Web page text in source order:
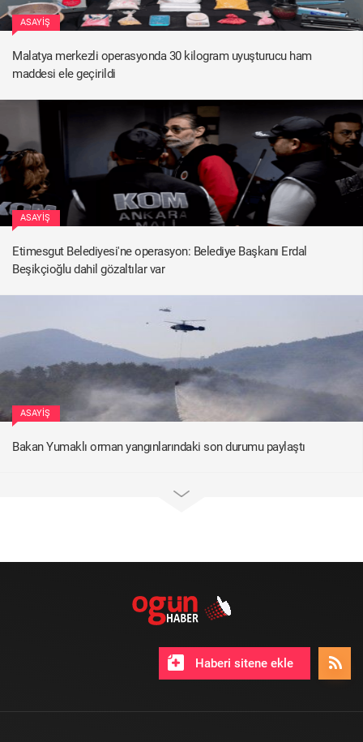
ASAYIŞ
Malatya merkezli operasyonda 30 kilogram uyuşturucu ham
maddesi ele geçirildi
ASAYIŞ
Etimesgut Belediyesi'ne operasyon: Belediye Başkanı Erdal
Beşikçioğlu dahil gözaltılar var
ASAYIŞ
Bakan Yumaklı orman yangınlarındaki son durumu paylaştı
Haberi sitene ekle